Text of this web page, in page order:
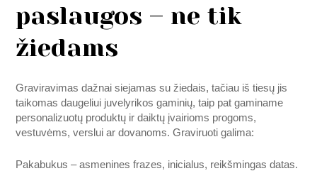
paslaugos – ne tik
žiedams
Graviravimas dažnai siejamas su žiedais, tačiau iš tiesų jis
taikomas daugeliui juvelyrikos gaminių, taip pat gaminame
personalizuotų produktų ir daiktų įvairioms progoms,
vestuvėms, verslui ar dovanoms. Graviruoti galima:
Pakabukus – asmenines frazes, inicialus, reikšmingas datas.